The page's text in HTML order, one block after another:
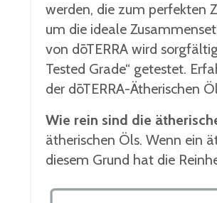
werden, die zum perfekten
um die ideale
von dōTERRA wird
Tested Grade“ getestet.
der dōTERRA-Ätherischen
Wie rein sind die
ätherischen Öls. Wenn ein
diesem Grund hat die